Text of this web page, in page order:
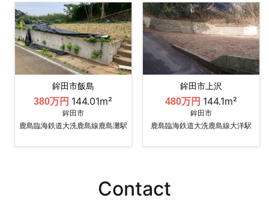
鉾田市飯島
380万円 144.01m²
鉾田市
鹿島臨海鉄道大洗鹿島線鹿島灘駅
鉾田市上沢
480万円 144.1m²
鉾田市
鹿島臨海鉄道大洗鹿島線大洋駅
Contact